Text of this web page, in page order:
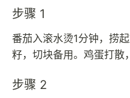
步骤 1
番茄入滚水烫1分钟，捞
籽，切块备用。鸡蛋打散
步骤 2